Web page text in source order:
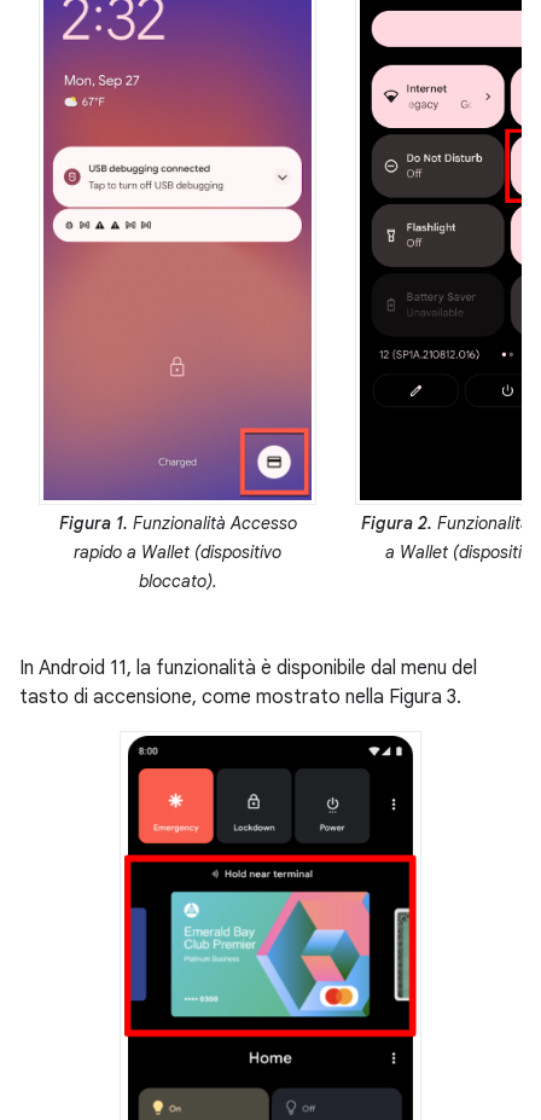
Figura 1. Funzionalità Accesso
rapido a Wallet (dispositivo
bloccato).
Figura 2. Funzionalità
a Wallet
In Android 11, la funzionalità è disponibile dal menu del
tasto di accensione, come mostrato nella Figura 3.